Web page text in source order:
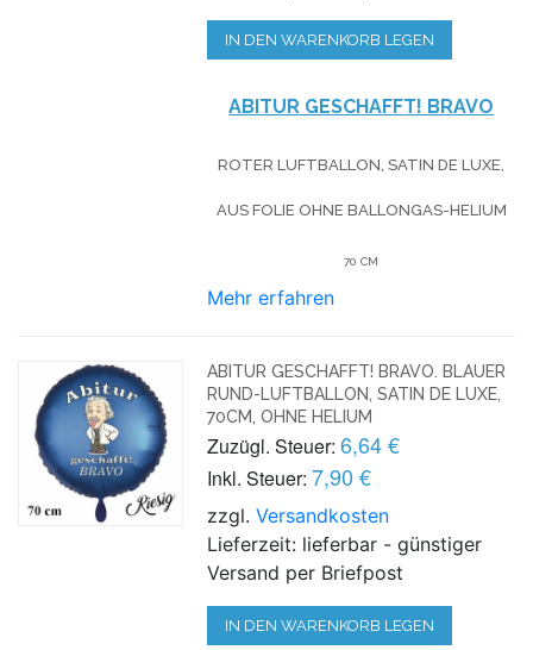
IN DEN WARENKORB LEGEN
ABITUR GESCHAFFT! BRAVO
ROTER LUFTBALLON, SATIN DE LUXE,
AUS FOLIE OHNE BALLONGAS-HELIUM
70 CM
Mehr erfahren
ABITUR GESCHAFFT! BRAVO. BLAUER
RUND-LUFTBALLON, SATIN DE LUXE,
70CM, OHNE HELIUM
Zuzügl. Steuer: 6,64 €
Inkl. Steuer: 7,90 €
zzgl.Versandkosten
Lieferzeit: lieferbar - günstiger
Versand per Briefpost
IN DEN WARENKORB LEGEN